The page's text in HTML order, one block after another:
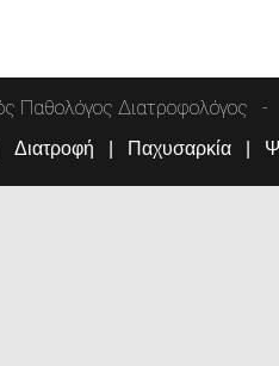
Παθολόγος Διατροφολόγος
Διατροφή Παχυσαρκία